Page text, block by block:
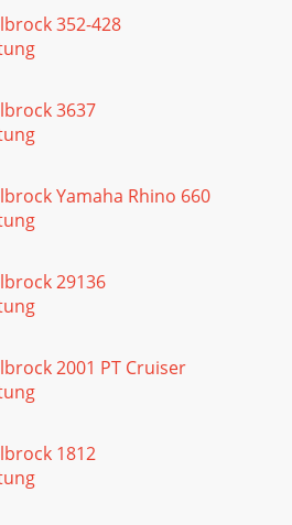
352-428
3637
Yamaha Rhino 660
29136
2001 PT Cruiser
1812